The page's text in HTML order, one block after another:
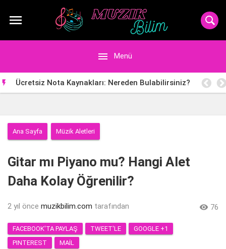

 Menü
 Ücretsiz Nota Kaynakları: Nereden Bulabilirsiniz?
Ana Sayfa Müzik Aletleri
Gitar mı Piyano mu? Hangi Alet
Daha Kolay Öğrenilir?
2 yıl önce muzikbilim.com tarafından  76
FACEBOOK'TA PAYLAŞ TWEET'LE
GOOGLE +1
PINTEREST
MAIL